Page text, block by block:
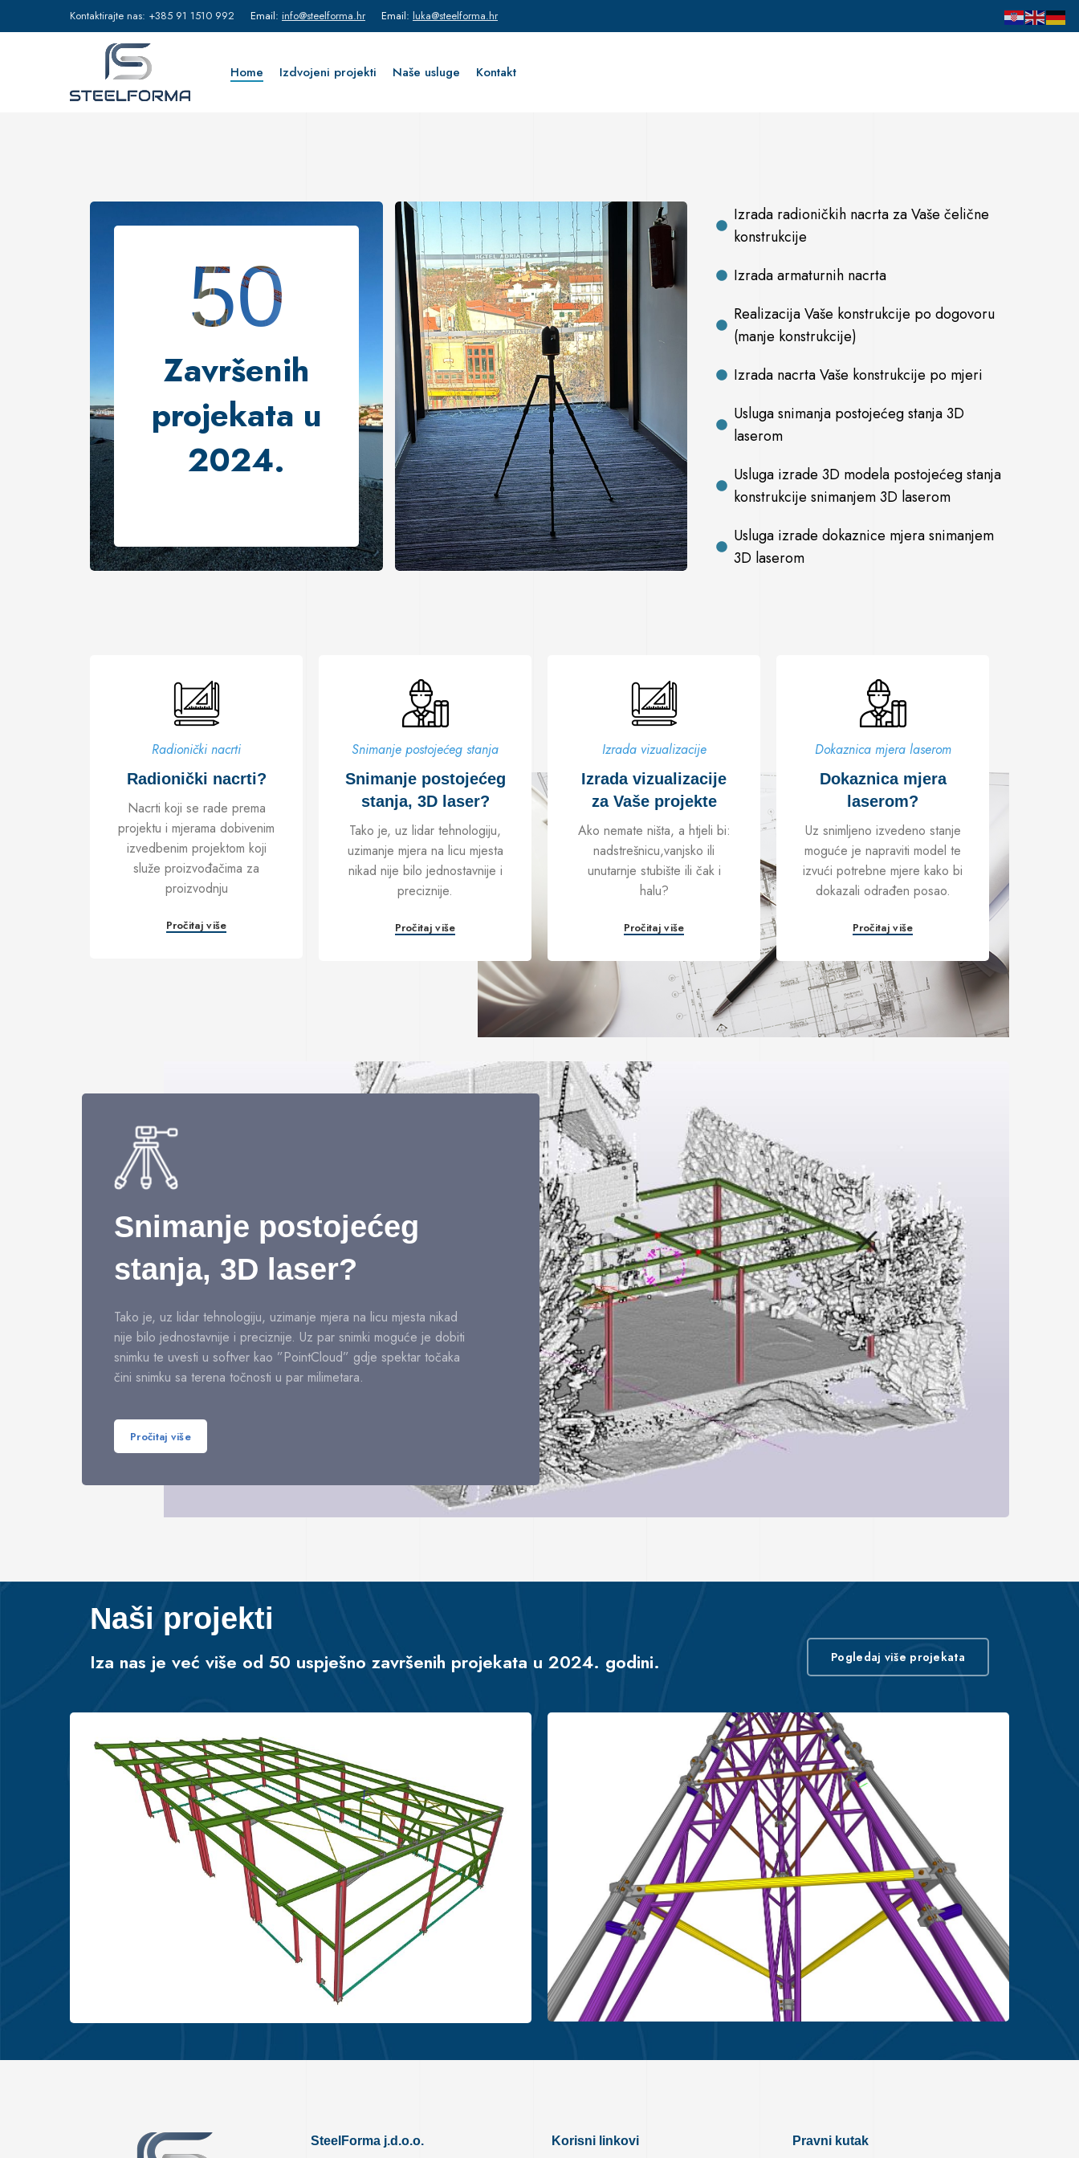
Kontaktirajte nas: +385 91 1510 992 Email: info@steelforma.hr Email: luka@steelforma.hr
Home Izdvojeni projekti Naše usluge Kontakt
50
Završenih
projekata u
2024.
Izrada radioničkih nacrta za Vaše čelične
konstrukcije
Izrada armaturnih nacrta
Realizacija Vaše konstrukcije po dogovoru
(manje konstrukcije)
Izrada nacrta Vaše konstrukcije po mjeri
Usluga snimanja postojećeg stanja 3D
laserom
Usluga izrade 3D modela postojećeg stanja
konstrukcije snimanjem 3D laserom
Usluga izrade dokaznice mjera snimanjem
3D laserom
Radionički nacrti
Radionički nacrti?
Nacrti koji se rade prema
projektu i mjerama dobivenim
izvedbenim projektom koji
služe proizvođačima za
proizvodnju
Pročitaj više
Snimanje postojećeg stanja
Snimanje postojećeg
stanja, 3D laser?
Tako je, uz lidar tehnologiju,
uzimanje mjera na licu mjesta
nikad nije bilo jednostavnije i
preciznije.
Pročitaj više
Izrada vizualizacije
Izrada vizualizacije
za Vaše projekte
Ako nemate ništa, a htjeli bi:
nadstrešnicu,vanjsko ili
unutarnje stubište ili čak i
halu?
Pročitaj više
Dokaznica mjera laserom
Dokaznica mjera
laserom?
Uz snimljeno izvedeno stanje
moguće je napraviti model te
izvući potrebne mjere kako bi
dokazali odrađen posao.
Pročitaj više
Snimanje postojećeg
stanja, 3D laser?
Tako je, uz lidar tehnologiju, uzimanje mjera na licu mjesta nikad
nije bilo jednostavnije i preciznije. Uz par snimki moguće je dobiti
snimku te uvesti u softver kao ”PointCloud” gdje spektar točaka
čini snimku sa terena točnosti u par milimetara.
Pročitaj više
Naši projekti
Iza nas je već više od 50 uspješno završenih projekata u 2024. godini. Pogledaj više projekata
SteelForma j.d.o.o. Korisni linkovi Pravni kutak